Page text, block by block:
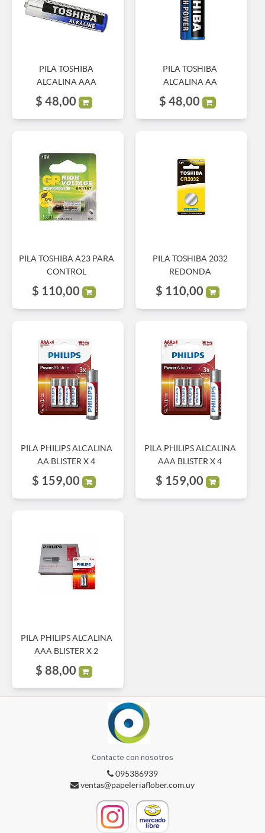
PILA TOSHIBA
ALCALINA AAA
$ 48,00
PILA TOSHIBA
ALCALINA AA
$ 48,00
PILA TOSHIBA A23 PARA
CONTROL
$ 110,00
PILA TOSHIBA 2032
REDONDA
$ 110,00
PILA PHILIPS ALCALINA
AA BLISTER X 4
$ 159,00
PILA PHILIPS ALCALINA
AAA BLISTER X 4
$ 159,00
PILA PHILIPS ALCALINA
AAA BLISTER X 2
$ 88,00
Contacte con nosotros
095386939
ventas@papeleriaflober.com.uy